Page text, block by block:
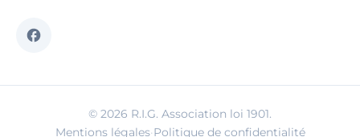
© 2026 R.I.G. Association loi 1901.
Mentions légales·Politique de confidentialité